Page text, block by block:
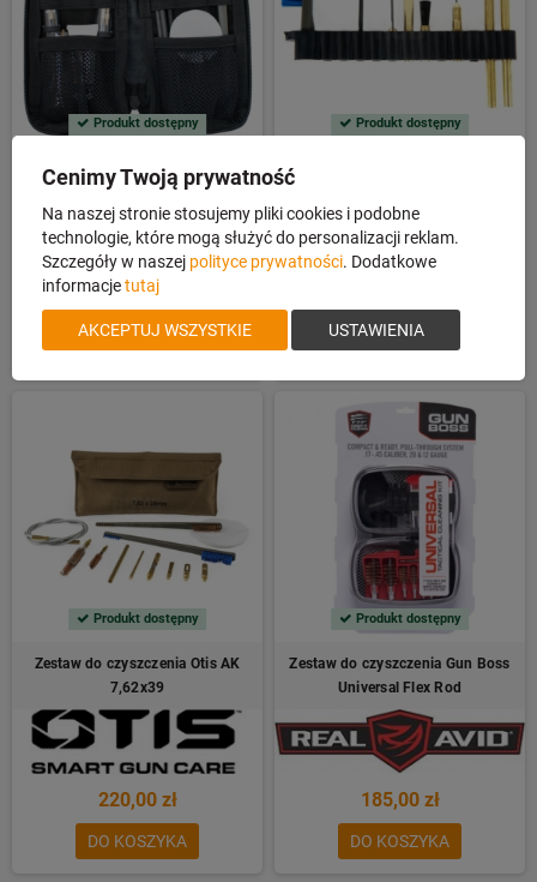
Produkt dostępny
Zestaw do czyszczenia Otis
Defender k.5,56
449,00 zł
DO KOSZYKA
Produkt dostępny
Zestaw do czyszczenia Otis Brass
85,00 zł
DO KOSZYKA
Produkt dostępny
Zestaw do czyszczenia Otis AK
7,62x39
220,00 zł
DO KOSZYKA
Produkt dostępny
Zestaw do czyszczenia Gun Boss
Universal Flex Rod
185,00 zł
DO KOSZYKA
Cenimy Twoją prywatność
Na naszej stronie stosujemy pliki cookies i podobne
technologie, które mogą służyć do personalizacji reklam.
Szczegóły w naszej polityce prywatności. Dodatkowe
informacjetutaj
AKCEPTUJ WSZYSTKIE USTAWIENIA